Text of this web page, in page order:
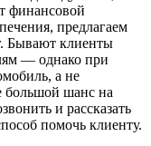
финансовой
предлагаем
Бывают клиенты
— однако при
а не
большой шанс на
и рассказать
помочь клиенту.